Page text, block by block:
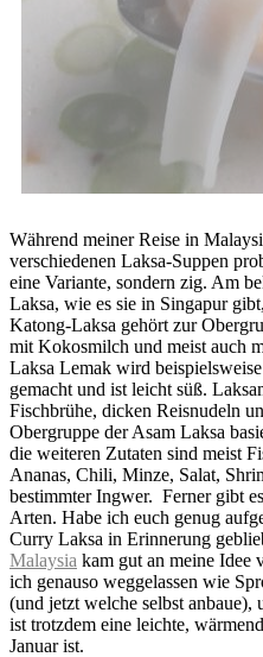
Während meiner Reise in
verschiedenen Laksa-Suppen
eine Variante, sondern zig. Am
Laksa, wie es sie in Singapur
Katong-Laksa gehört zur
mit Kokosmilch und meist auch
Laksa Lemak wird
gemacht und ist leicht süß.
Fischbrühe, dicken Reisnudeln
Obergruppe der Asam Laksa
die weiteren Zutaten sind meist
Ananas, Chili, Minze, Salat,
bestimmter Ingwer. Ferner gibt
Arten. Habe ich euch genug
Curry Laksa in Erinnerung
Malaysia kam gut an meine Idee
ich genauso weggelassen wie
(und jetzt welche selbst anbaue),
ist trotzdem eine leichte,
Januar ist.